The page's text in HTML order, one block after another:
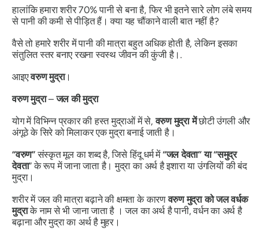
हालांकि हमारा शरीर 70% पानी से बना है, फिर भी इतने सारे लोग लंबे समय
से पानी की कमी से पीड़ित हैं। क्या यह चौंकाने वाली बात नहीं है?
वैसे तो हमारे शरीर में पानी की मात्रा बहुत अधिक होती है, लेकिन इसका
संतुलित स्तर बनाए रखना स्वस्थ जीवन की कुंजी है।.
आइएवरुणमुद्रा।
वरुणमुद्रा–जलकीमुद्रा
योग में विभिन्न प्रकार की हस्तमुद्राओंमें से,वरुणमुद्रा मेंछोटी उंगली और
अंगूठे के सिरे को मिलाकर एक मुद्रा बनाई जाती है।
“वरुण”संस्कृत मूल का शब्द है, जिसे हिंदू धर्म में“जल देवता” या “समुद्र
देवता” के रूप में जाना जाता है।मुद्रा काअर्थ है इशारा या उंगलियों की बंद
मुद्रा।
शरीर में जल की मात्रा बढ़ाने की क्षमता के कारणवरुणमुद्रा कोजलवर्धक
मुद्राके नाम से भी जाना जाता है ।जलका अर्थ है पानी,वर्धन काअर्थ है
बढ़ाना औरमुद्रा का अर्थ है मुहर।